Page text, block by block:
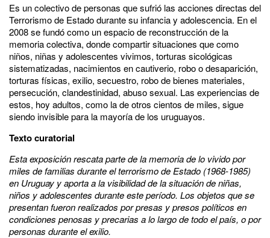
Es un colectivo de personas que sufrió las acciones directas del
Terrorismo de Estado durante su infancia y adolescencia. En el
2008 se fundó como un espacio de reconstrucción de la
memoria colectiva, donde compartir situaciones que como
niños, niñas y adolescentes vivimos, torturas sicológicas
sistematizadas, nacimientos en cautiverio, robo o desaparición,
torturas físicas, exilio, secuestro, robo de bienes materiales,
persecución, clandestinidad, abuso sexual. Las experiencias de
estos, hoy adultos, como la de otros cientos de miles, sigue
siendo invisible para la mayoría de los uruguayos.
Texto curatorial
Esta exposición rescata parte de la memoria de lo vivido por
miles de familias durante el terrorismo de Estado (1968-1985)
en Uruguay y aporta a la visibilidad de la situación de niñas,
niños y adolescentes durante este período. Los objetos que se
presentan fueron realizados por presas y presos políticos en
condiciones penosas y precarias a lo largo de todo el país, o por
personas durante el exilio.